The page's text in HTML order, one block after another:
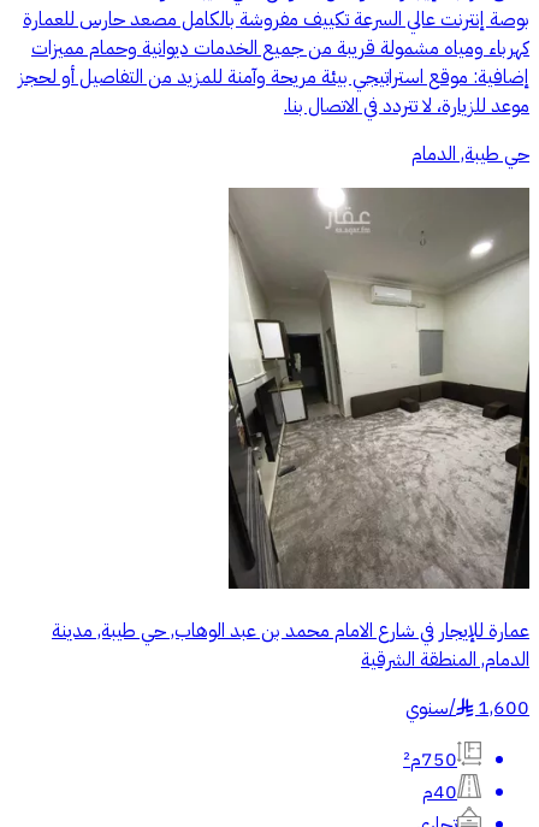
بوصة إنترنت عالي السرعة تكييف مفروشة بالكامل مصعد حارس للعمارة
كهرباء ومياه مشمولة قريبة من جميع الخدمات ديوانية وحمام مميزات
إضافية: موقع استراتيجي بيئة مريحة وآمنة للمزيد من التفاصيل أو لحجز
موعد للزيارة، لا تتردد في الاتصال بنا.
حي طيبة, الدمام
عمارة للإيجار في شارع الامام محمد بن عبد الوهاب, حي طيبة, مدينة
الدمام, المنطقة الشرقية
1,600
§
/سنوي
750م²
40م